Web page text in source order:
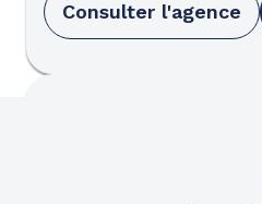
Consulter l'agence